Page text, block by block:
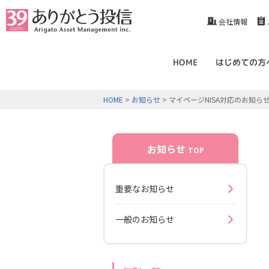
会社情報
HOME はじめての方
HOME > お知らせ > マイページNISA対応のお知ら
お知らせ TOP
重要なお知らせ
一般のお知らせ